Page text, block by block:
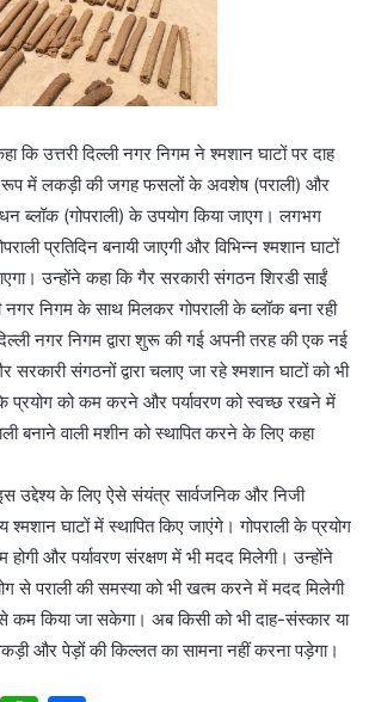
कि उत्तरी दिल्ली नगर निगम ने श्मशान घाटों पर दाह
में लकड़ी की जगह फसलों के अवशेष (पराली) और
ब्लॉक (गोपराली) के उपयोग किया जाएग। लगभग
प्रतिदिन बनायी जाएगी और विभिन्न श्मशान घाटों
उन्होंने कहा कि गैर सरकारी संगठन शिरडी साईं
नगर निगम के साथ मिलकर गोपराली के ब्लॉक बना रही
नगर निगम द्वारा शुरू की गई अपनी तरह की एक नई
संगठनों द्वारा चलाए जा रहे श्मशान घाटों को भी
प्रयोग को कम करने और पर्यावरण को स्वच्छ रखने में
बनाने वाली मशीन को स्थापित करने के लिए कहा
उद्देश्य के लिए ऐसे संयंत्र सार्वजनिक और निजी
श्मशान घाटों में स्थापित किए जाएंगे। गोपराली के प्रयोग
और पर्यावरण संरक्षण में भी मदद मिलेगी। उन्होंने
से पराली की समस्या को भी खत्म करने में मदद मिलेगी
किया जा सकेगा। अब किसी को भी दाह-संस्कार या
और पेड़ों की किल्लत का सामना नहीं करना पड़ेगा।